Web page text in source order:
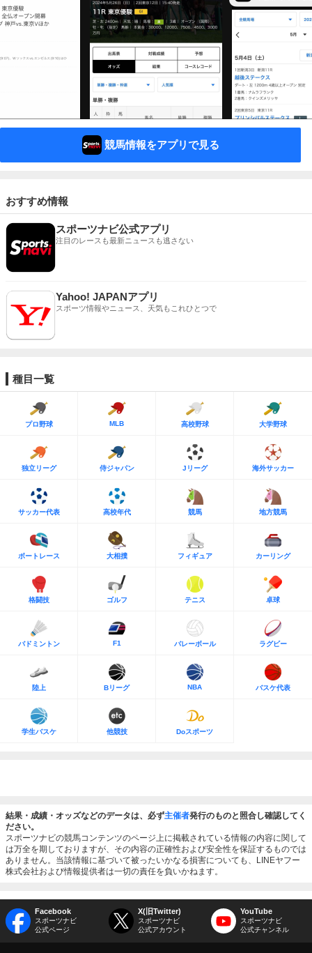
競馬情報をアプリで見る
おすすめ情報
スポーツナビ公式アプリ
注目のレースも最新ニュースも逃さない
Yahoo! JAPANアプリ
スポーツ情報やニュース、天気もこれひとつで
種目一覧
プロ野球 MLB 高校野球 大学野球
独立リーグ 侍ジャパン Jリーグ 海外サッカー
サッカー代表 高校年代 競馬 地方競馬
ボートレース 大相撲 フィギュア カーリング
格闘技 ゴルフ テニス 卓球
バドミントン F1 バレーボール ラグビー
陸上 Bリーグ NBA バスケ代表
学生バスケ 他競技 Doスポーツ
結果・成績・オッズなどのデータは、必ず主催者発行のものと照合し確認してく
ださい。
スポーツナビの競馬コンテンツのページ上に掲載されている情報の内容に関して
は万全を期しておりますが、その内容の正確性および安全性を保証するものでは
ありません。当該情報に基づいて被ったいかなる損害についても、LINEヤフー
株式会社および情報提供者は一切の責任を負いかねます。
Facebook
スポーツナビ
公式ページ
X(旧Twitter)
スポーツナビ
公式アカウント
YouTube
スポーツナビ
公式チャンネル